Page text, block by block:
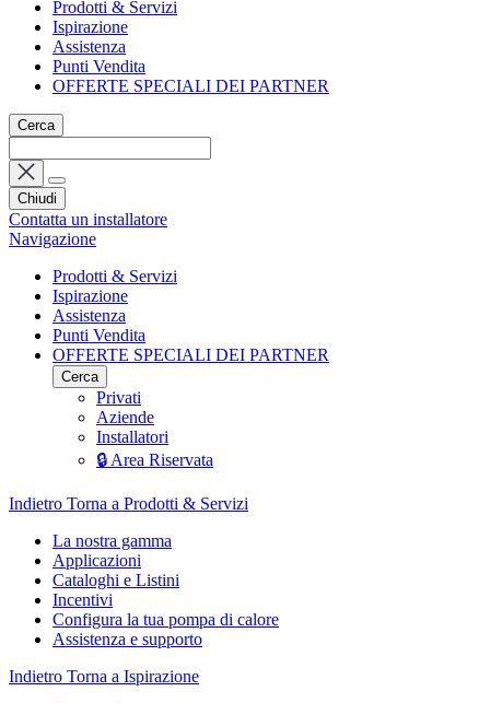
Prodotti & Servizi
Ispirazione
Assistenza
Punti Vendita
OFFERTE SPECIALI DEI PARTNER
Cerca
Chiudi
Contatta un installatore
Navigazione
Prodotti & Servizi
Ispirazione
Assistenza
Punti Vendita
OFFERTE SPECIALI DEI PARTNER
Cerca
Privati
Aziende
Installatori
🔒 Area Riservata
Indietro Torna a Prodotti & Servizi
La nostra gamma
Applicazioni
Cataloghi e Listini
Incentivi
Configura la tua pompa di calore
Assistenza e supporto
Indietro Torna a Ispirazione